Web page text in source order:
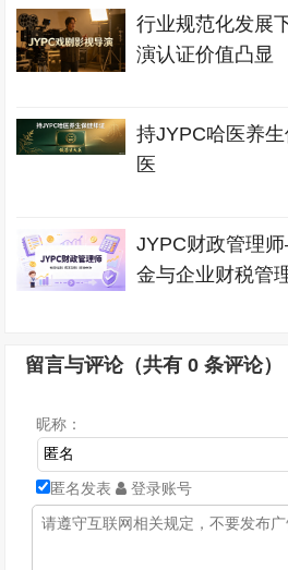
行业规范化发展
演认证价值凸显
持JYPC哈医养
医
JYPC财政管理
金与企业财税管
留言与评论（共有0 条评论）
昵称：
匿名发表 登录账号